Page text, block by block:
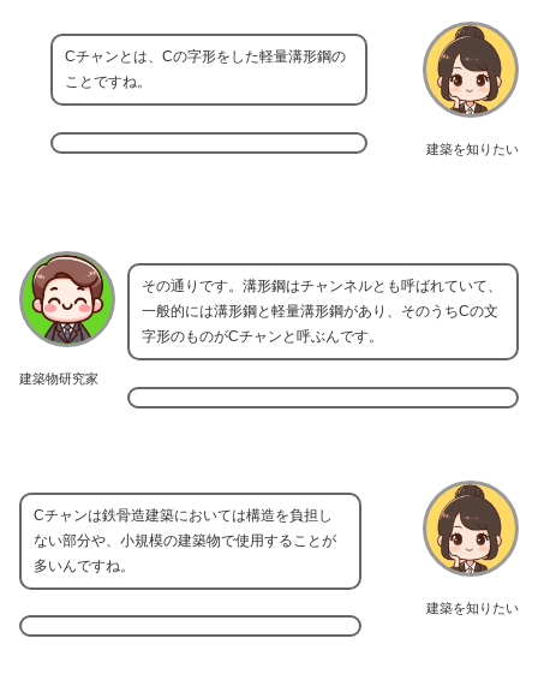
建築を知りたい
Cチャンとは、Cの字形をした軽量溝形鋼の
ことですね。
建築物研究家
その通りです。溝形鋼はチャンネルとも呼ばれていて、
一般的には溝形鋼と軽量溝形鋼があり、そのうちCの文
字形のものがCチャンと呼ぶんです。
建築を知りたい
Cチャンは鉄骨造建築においては構造を負担し
ない部分や、小規模の建築物で使用することが
多いんですね。